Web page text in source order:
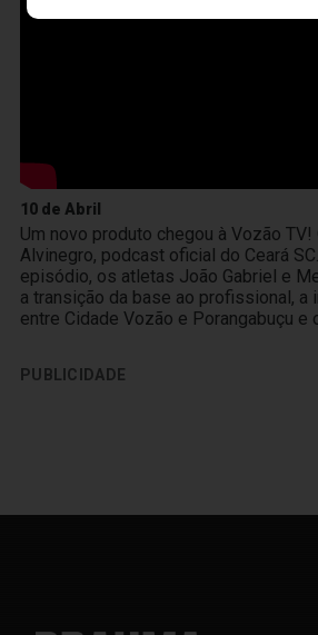
10 de Abril
Um novo produto chegou à Vozão TV!
Alvinegro, podcast oficial do Ceará
episódio, os atletas João Gabriel e
a transição da base ao profissional, a
entre Cidade Vozão e Porangabuçu e
PUBLICIDADE